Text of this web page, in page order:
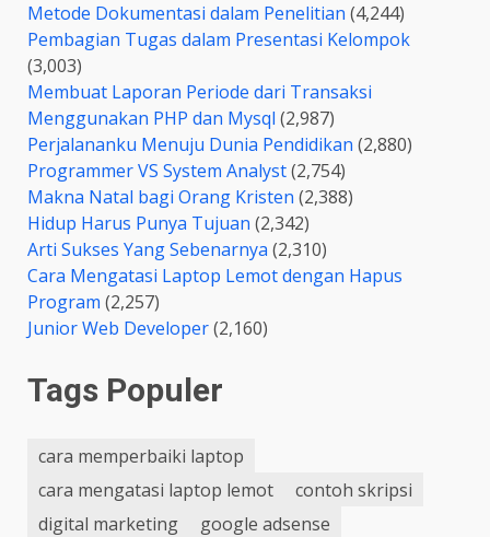
Metode Dokumentasi dalam Penelitian (4,244)
Pembagian Tugas dalam Presentasi Kelompok
(3,003)
Membuat Laporan Periode dari Transaksi
Menggunakan PHP dan Mysql (2,987)
Perjalananku Menuju Dunia Pendidikan (2,880)
Programmer VS System Analyst(2,754)
Makna Natal bagi Orang Kristen (2,388)
Hidup Harus Punya Tujuan (2,342)
Arti Sukses Yang Sebenarnya (2,310)
Cara Mengatasi Laptop Lemot dengan Hapus
Program (2,257)
Junior Web Developer(2,160)
Tags Populer
cara memperbaiki laptop
cara mengatasi laptop lemot
contoh skripsi
digital marketing
google adsense